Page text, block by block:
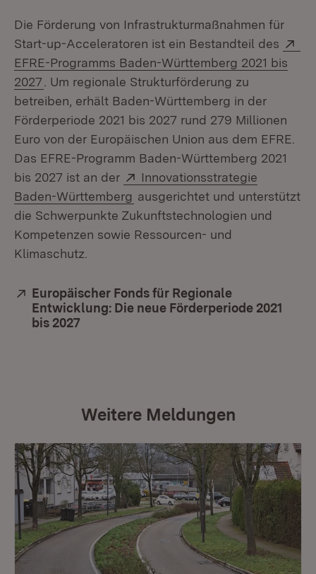
Die Förderung von Infrastrukturmaßnahmen für
Start-up-Acceleratoren ist ein Bestandteil des
EFRE-Programms Baden-Württemberg 2021 bis
2027 (Öffnet in neuem Fenster)
. Um regionale Strukturförderung zu
betreiben, erhält Baden-Württemberg in der
Förderperiode 2021 bis 2027 rund 279 Millionen
Euro von der Europäischen Union aus dem EFRE.
Das EFRE-Programm Baden-Württemberg 2021
bis 2027 ist an der
Extern:
Innovationsstrategie
Baden-Württemberg (Öffnet in neuem Fenster)
ausgerichtet und unterstützt
die Schwerpunkte Zukunftstechnologien und
Kompetenzen sowie Ressourcen- und
Klimaschutz.
Extern:
Europäischer Fonds für Regionale
Entwicklung: Die neue Förderperiode 2021
bis 2027
Weitere Meldungen